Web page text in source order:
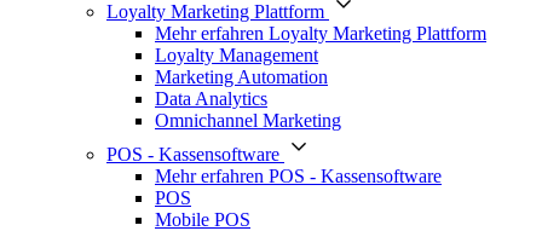
Loyalty Marketing Plattform
Mehr erfahren Loyalty Marketing Plattform
Loyalty Management
Marketing Automation
Data Analytics
Omnichannel Marketing
POS - Kassensoftware
Mehr erfahren POS - Kassensoftware
POS
Mobile POS